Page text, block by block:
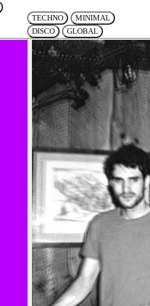
TECHNO
MINIMAL
DISCO
GLOBAL